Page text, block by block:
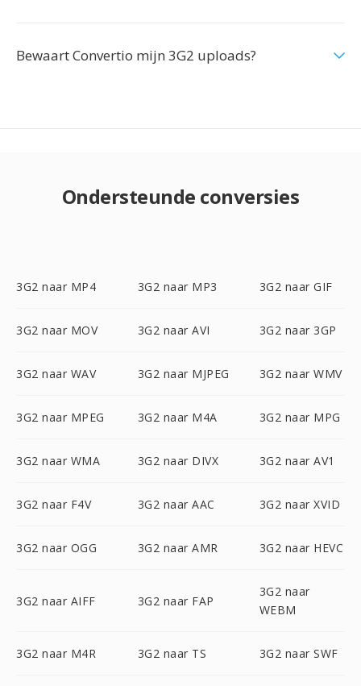
Bewaart Convertio mijn 3G2 uploads?
Ondersteunde conversies
3G2 naar MP4 3G2 naar MP3 3G2 naar GIF
3G2 naar MOV 3G2 naar AVI 3G2 naar 3GP
3G2 naar WAV 3G2 naar MJPEG 3G2 naar WMV
3G2 naar MPEG 3G2 naar M4A 3G2 naar MPG
3G2 naar WMA 3G2 naar DIVX 3G2 naar AV1
3G2 naar F4V 3G2 naar AAC 3G2 naar XVID
3G2 naar OGG 3G2 naar AMR 3G2 naar HEVC
3G2 naar AIFF 3G2 naar FAP
3G2 naar
WEBM
3G2 naar M4R 3G2 naar TS 3G2 naar SWF